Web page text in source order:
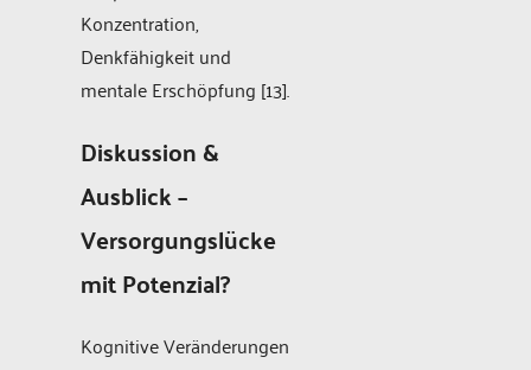
Konzentration,
Denkfähigkeit und
mentale Erschöpfung [13].
Diskussion &
Ausblick –
Versorgungslücke
mit Potenzial?
Kognitive Veränderungen